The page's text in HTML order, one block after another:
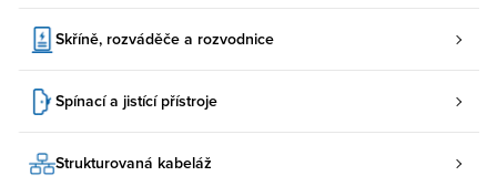
Skříně, rozváděče a rozvodnice
Spínací a jistící přístroje
Strukturovaná kabeláž